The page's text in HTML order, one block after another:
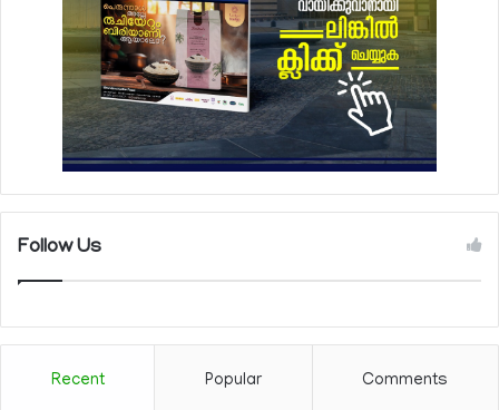
Follow Us
Recent Popular Comments